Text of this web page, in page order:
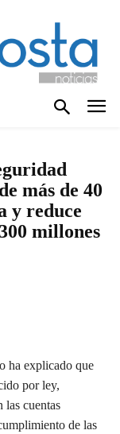
más de 40
y reduce
millones
ha explicado que
por ley,
las cuentas
de las